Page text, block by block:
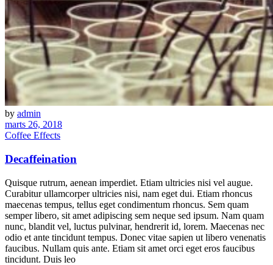
by admin
marts 26, 2018
Coffee Effects
Decaffeination
Quisque rutrum, aenean imperdiet. Etiam ultricies nisi vel augue.
Curabitur ullamcorper ultricies nisi, nam eget dui. Etiam rhoncus
maecenas tempus, tellus eget condimentum rhoncus. Sem quam
semper libero, sit amet adipiscing sem neque sed ipsum. Nam quam
nunc, blandit vel, luctus pulvinar, hendrerit id, lorem. Maecenas nec
odio et ante tincidunt tempus. Donec vitae sapien ut libero venenatis
faucibus. Nullam quis ante. Etiam sit amet orci eget eros faucibus
tincidunt. Duis leo